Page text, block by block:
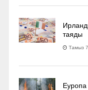
таяды
Тамыз